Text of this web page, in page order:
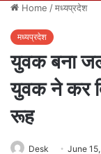
Home /मध्यप्रदेश
मध्यप्रदेश
युवक बना
युवक ने कर
रूह
Desk June